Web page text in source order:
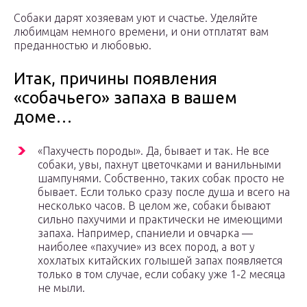
Собаки дарят хозяевам уют и счастье. Уделяйте
любимцам немного времени, и они отплатят вам
преданностью и любовью.
Итак, причины появления
«собачьего» запаха в вашем
доме…
«Пахучесть породы». Да, бывает и так. Не все
собаки, увы, пахнут цветочками и ванильными
шампунями. Собственно, таких собак просто не
бывает. Если только сразу после душа и всего на
несколько часов. В целом же, собаки бывают
сильно пахучими и практически не имеющими
запаха. Например, спаниели и овчарка —
наиболее «пахучие» из всех пород, а вот у
хохлатых китайских голышей запах появляется
только в том случае, если собаку уже 1-2 месяца
не мыли.